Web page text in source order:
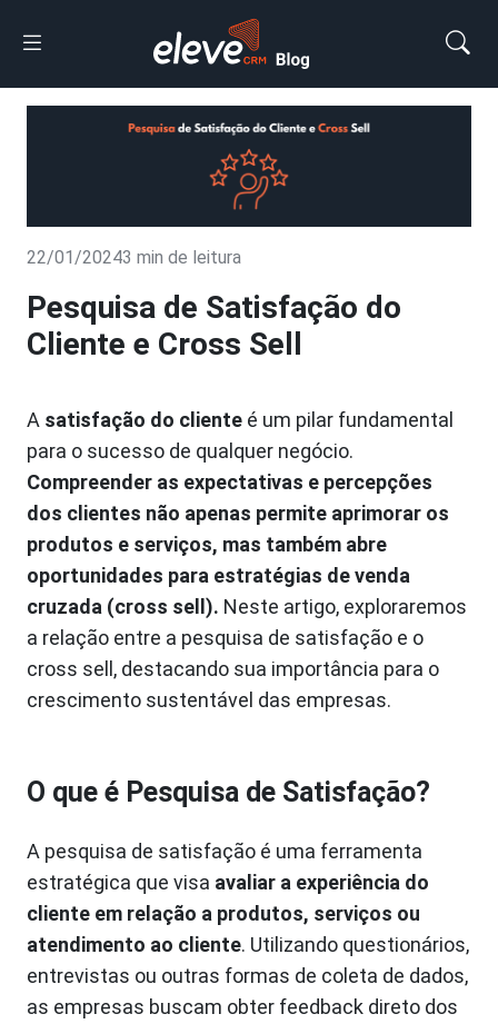
22/01/20243 min de leitura
Pesquisa de Satisfação do
Cliente e Cross Sell
A satisfação do cliente é um pilar fundamental
para o sucesso de qualquer negócio.
Compreender as expectativas e percepções
dos clientes não apenas permite aprimorar os
produtos e serviços, mas também abre
oportunidades para estratégias de venda
cruzada (cross sell). Neste artigo, exploraremos
a relação entre a pesquisa de satisfação e o
cross sell, destacando sua importância para o
crescimento sustentável das empresas.
O que é Pesquisa de Satisfação?
A pesquisa de satisfação é uma ferramenta
estratégica que visa avaliar a experiência do
cliente em relação a produtos, serviços ou
atendimento ao cliente. Utilizando questionários,
entrevistas ou outras formas de coleta de dados,
as empresas buscam obter feedback direto dos